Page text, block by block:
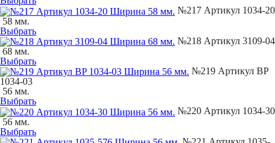
№217 Артикул 1034-20
58 мм.
Выбрать
№218 Артикул 3109-04
68 мм.
Выбрать
№219 Артикул BP
1034-03
56 мм.
Выбрать
№220 Артикул 1034-30
56 мм.
Выбрать